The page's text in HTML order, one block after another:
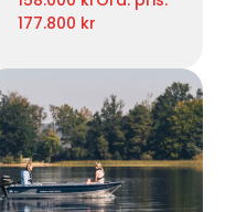
177.800 kr